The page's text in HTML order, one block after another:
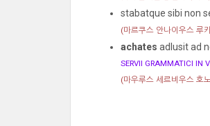
stabatque sibi non
(마르쿠스 안나이우스 루
achates adlusit ad
SERVII GRAMMATICI IN
(마우루스 세르비우스 호